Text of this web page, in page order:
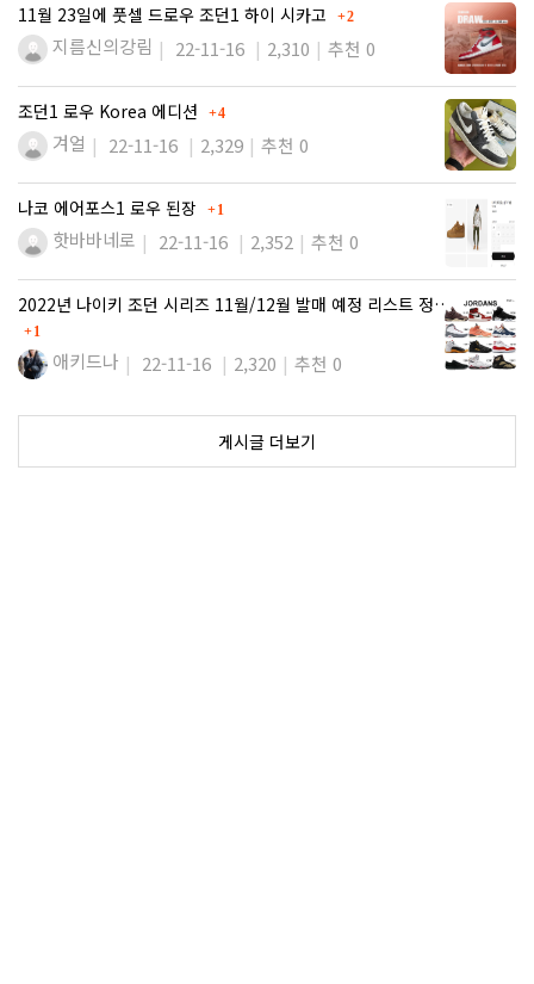
11월 23일에 풋셀 드로우 조던1 하이 시카고 댓글
2
지름신의강림 22-11-16 2,310 추천 0
조던1 로우 Korea 에디션 댓글
4
겨얼 22-11-16 2,329 추천 0
나코 에어포스1 로우 된장 댓글
1
핫바바네로 22-11-16 2,352 추천 0
2022년 나이키 조던 시리즈 11월/12월 발매 예정 리스트 정…
댓글
1
애키드나 22-11-16 2,320 추천 0
게시글 더보기